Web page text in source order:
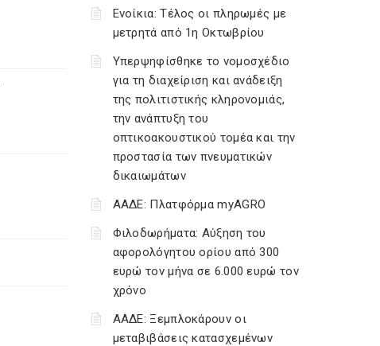
Ενοίκια: Τέλος οι πληρωμές με
μετρητά από 1η Οκτωβρίου
Υπερψηφίσθηκε το νομοσχέδιο
για τη διαχείριση και ανάδειξη
της πολιτιστικής κληρονομιάς,
την ανάπτυξη του
οπτικοακουστικού τομέα και την
προστασία των πνευματικών
δικαιωμάτων
ΑΑΔΕ: Πλατφόρμα myAGRO
Φιλοδωρήματα: Αύξηση του
αφορολόγητου ορίου από 300
ευρώ τον μήνα σε 6.000 ευρώ τον
χρόνο
ΑΑΔΕ: Ξεμπλοκάρουν οι
μεταβιβάσεις κατασχεμένων